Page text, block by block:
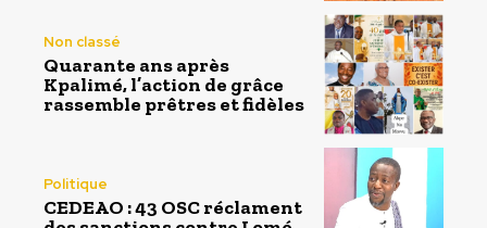
Non classé
Quarante ans après
Kpalimé, l’action de grâce
rassemble prêtres et fidèles
Politique
CEDEAO : 43 OSC réclament